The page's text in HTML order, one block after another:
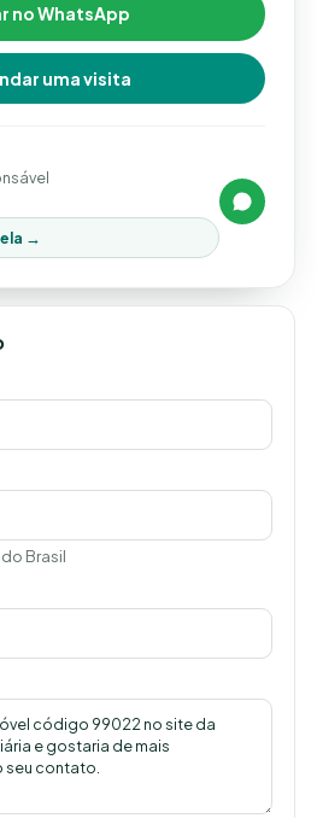
no WhatsApp
uma visita
→
Brasil